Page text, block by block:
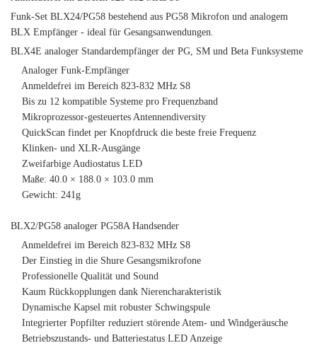
Funk-Set BLX24/PG58 bestehend aus PG58 Mikrofon und analogem
BLX Empfänger - ideal für Gesangsanwendungen.
BLX4E analoger Standardempfänger der PG, SM und Beta Funksysteme
Analoger Funk-Empfänger
Anmeldefrei im Bereich 823-832 MHz S8
Bis zu 12 kompatible Systeme pro Frequenzband
Mikroprozessor-gesteuertes Antennendiversity
QuickScan findet per Knopfdruck die beste freie Frequenz
Klinken- und XLR-Ausgänge
Zweifarbige Audiostatus LED
Maße: 40.0 × 188.0 × 103.0 mm
Gewicht: 241g
BLX2/PG58 analoger PG58A Handsender
Anmeldefrei im Bereich 823-832 MHz S8
Der Einstieg in die Shure Gesangsmikrofone
Professionelle Qualität und Sound
Kaum Rückkopplungen dank Nierencharakteristik
Dynamische Kapsel mit robuster Schwingspule
Integrierter Popfilter reduziert störende Atem- und Windgeräusche
Betriebszustands- und Batteriestatus LED Anzeige